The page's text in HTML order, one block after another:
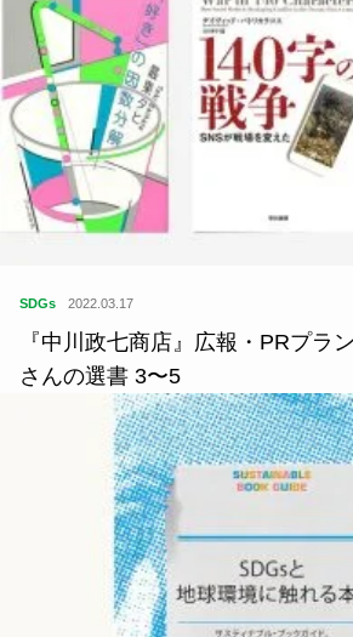
SDGs 2022.03.17
『中川政七商店』広報・PRプラ
さんの選書 3〜5